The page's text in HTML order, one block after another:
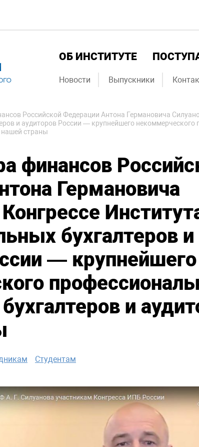
ОБ ИНСТИТУТЕ
Новости Выпускники
Российской Федерации Антона Германовича
и аудиторов России — крупнейшего некоммерческого
нашей страны
финансов
Германовича
бухгалтеров и
— крупнейшего
и
Студентам